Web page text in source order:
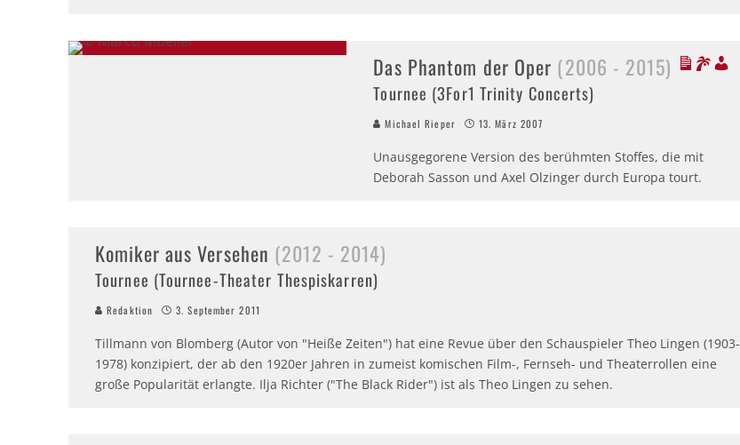
Das Phantom der Oper (2006 - 2015)
Tournee (3For1 Trinity Concerts)
Michael Rieper 13. März 2007
Unausgegorene Version des berühmten Stoffes, die mit
Deborah Sasson und Axel Olzinger durch Europa tourt.
Komiker aus Versehen (2012 - 2014)
Tournee (Tournee-Theater Thespiskarren)
Redaktion 3. September 2011
Tillmann von Blomberg (Autor von "Heiße Zeiten") hat eine Revue über den Schauspieler Theo Lingen (1903-
1978) konzipiert, der ab den 1920er Jahren in zumeist komischen Film-, Fernseh- und Theaterrollen eine
große Popularität erlangte. Ilja Richter ("The Black Rider") ist als Theo Lingen zu sehen.